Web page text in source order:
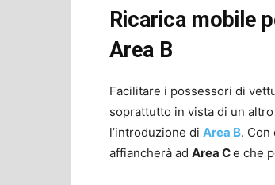
Ricarica mobile
Area B
Facilitare i possessori di
soprattutto in vista di un
l’introduzione di Area B. Con
affiancherà ad Area Ce che